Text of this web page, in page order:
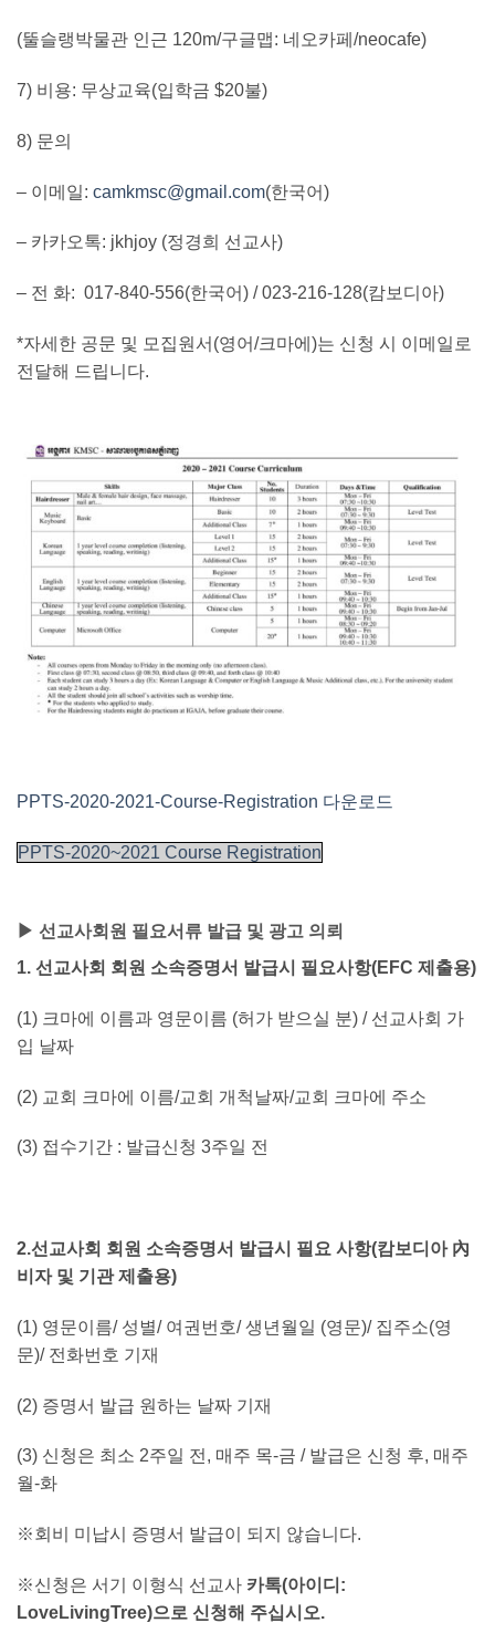
(뚤슬랭박물관 인근 120m/구글맵: 네오카페/neocafe)
7) 비용: 무상교육(입학금 $20불)
8) 문의
– 이메일: camkmsc@gmail.com(한국어)
– 카카오톡: jkhjoy (정경희 선교사)
– 전 화: 017-840-556(한국어) / 023-216-128(캄보디아)
*자세한 공문 및 모집원서(영어/크마에)는 신청 시 이메일로
전달해 드립니다.
PPTS-2020-2021-Course-Registration 다운로드
PPTS-2020~2021 Course Registration
▶ 선교사회원 필요서류 발급 및 광고 의뢰
1. 선교사회 회원 소속증명서 발급시 필요사항(EFC 제출용)
(1) 크마에 이름과 영문이름 (허가 받으실 분) / 선교사회 가
입 날짜
(2) 교회 크마에 이름/교회 개척날짜/교회 크마에 주소
(3) 접수기간 : 발급신청 3주일 전
2.선교사회 회원 소속증명서 발급시 필요 사항(캄보디아 內
비자 및 기관 제출용)
(1) 영문이름/ 성별/ 여권번호/ 생년월일 (영문)/ 집주소(영
문)/ 전화번호 기재
(2) 증명서 발급 원하는 날짜 기재
(3) 신청은 최소 2주일 전, 매주 목-금 / 발급은 신청 후, 매주
월-화
※회비 미납시 증명서 발급이 되지 않습니다.
※신청은 서기 이형식 선교사 카톡(아이디:
LoveLivingTree)으로 신청해 주십시오.